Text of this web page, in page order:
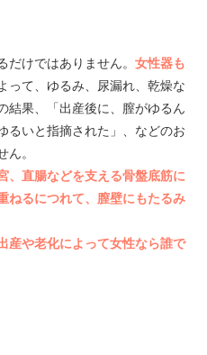
けではありません。 女性器も
って、ゆるみ、尿漏れ、乾燥な
結果、「出産後に、膣がゆるん
るいと指摘された」、などのお
。
、直腸などを支える骨盤底筋に
ねるにつれて、膣壁にもたるみ
産や老化によって女性なら誰で